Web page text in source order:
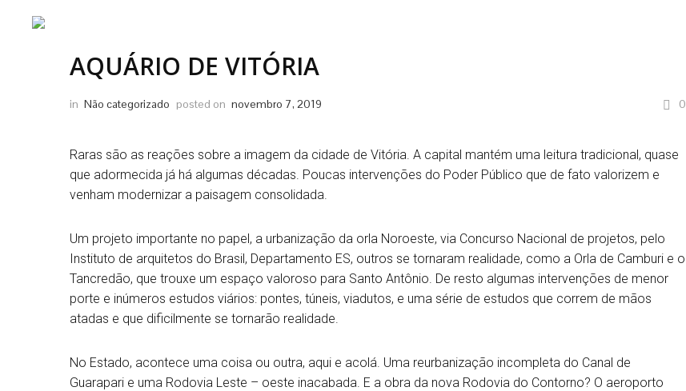
AQUÁRIO DE VITÓRIA
in Não categorizado posted on novembro 7, 2019 0
Raras são as reações sobre a imagem da cidade de Vitória. A capital mantém uma leitura tradicional, quase
que adormecida já há algumas décadas. Poucas intervenções do Poder Público que de fato valorizem e
venham modernizar a paisagem consolidada.
Um projeto importante no papel, a urbanização da orla Noroeste, via Concurso Nacional de projetos, pelo
Instituto de arquitetos do Brasil, Departamento ES, outros se tornaram realidade, como a Orla de Camburi e o
Tancredão, que trouxe um espaço valoroso para Santo Antônio. De resto algumas intervenções de menor
porte e inúmeros estudos viários: pontes, túneis, viadutos, e uma série de estudos que correm de mãos
atadas e que dificilmente se tornarão realidade.
No Estado, acontece uma coisa ou outra, aqui e acolá. Uma reurbanização incompleta do Canal de
Guarapari e uma Rodovia Leste – oeste inacabada. E a obra da nova Rodovia do Contorno? O aeroporto